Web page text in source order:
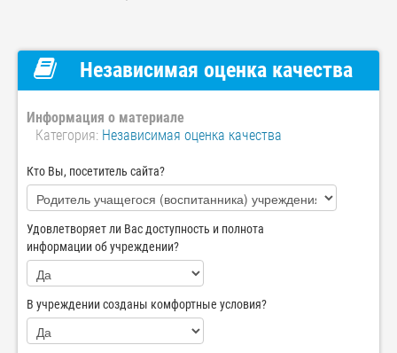
Независимая оценка качества
Информация о материале
Категория: Независимая оценка качества
Кто Вы, посетитель сайта?
Удовлетворяет ли Вас доступность и полнота
информации об учреждении?
В учреждении созданы комфортные условия?